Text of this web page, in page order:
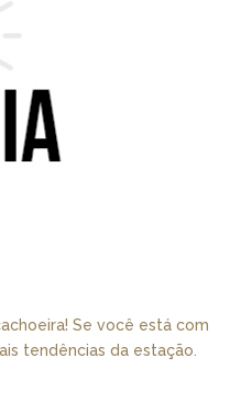
Se você está com
tendências da estação.